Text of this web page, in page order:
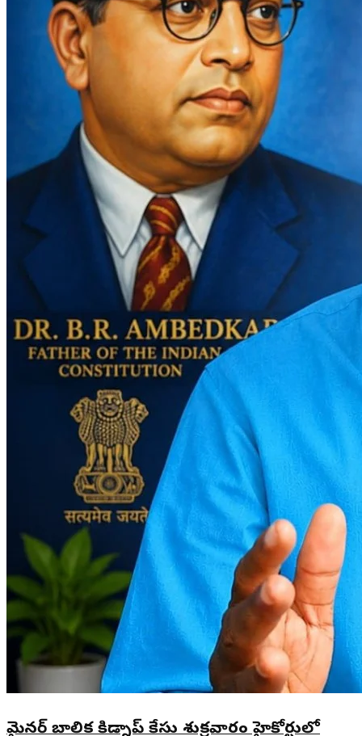
మైనర్ బాలిక కిడ్నాప్ కేసు శుక్రవారం హైకోర్టులో